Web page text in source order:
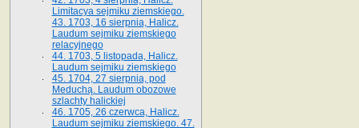
Limitacya sejmiku ziemskiego.
43. 1703, 16 sierpnia, Halicz.
Laudum sejmiku ziemskiego
relacyjnego
44. 1703, 5 listopada, Halicz.
Laudum sejmiku ziemskiego
45. 1704, 27 sierpnia, pod
Meduchą. Laudum obozowe
szlachty halickiej
46. 1705, 26 czerwca, Halicz.
Laudum sejmiku ziemskiego. 47.